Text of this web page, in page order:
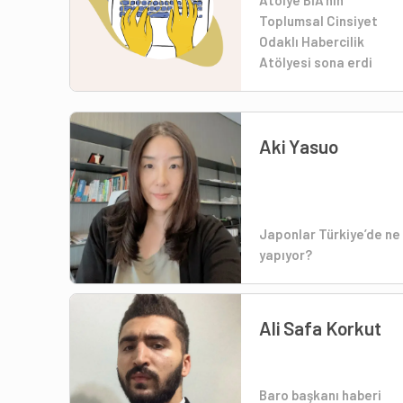
Toplumsal Cinsiyet
Odaklı Habercilik
Atölyesi sona erdi
Aki Yasuo
Japonlar Türkiye’de ne
yapıyor?
Ali Safa Korkut
Baro başkanı haberi